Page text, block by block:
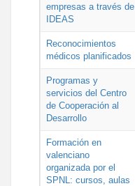
empresas a través de
IDEAS
Reconocimientos
médicos planificados
Programas y
servicios del Centro
de Cooperación al
Desarrollo
Formación en
valenciano
organizada por el
SPNL: cursos, aulas